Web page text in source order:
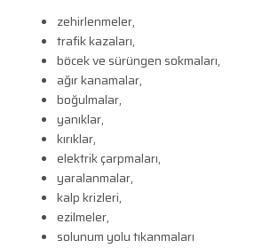
zehirlenmeler,
trafik kazaları,
böcek ve sürüngen sokmaları,
ağır kanamalar,
boğulmalar,
yanıklar,
kırıklar,
elektrik çarpmaları,
yaralanmalar,
kalp krizleri,
ezilmeler,
solunum yolu tıkanmaları